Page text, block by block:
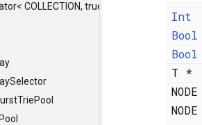
COLLECTION, true >
Int
Bool
Bool
T *